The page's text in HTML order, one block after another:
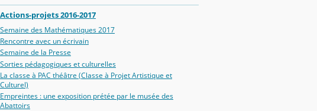
Actions-projets 2016-2017
Semaine des Mathématiques 2017
Rencontre avec un écrivain
Semaine de la Presse
Sorties pédagogiques et culturelles
La classe à PAC théâtre (Classe à Projet Artistique et
Culturel)
Empreintes : une exposition prétée par le musée des
Abattoirs